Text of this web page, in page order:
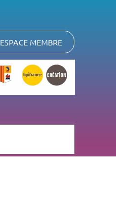
ESPACE MEMBRE